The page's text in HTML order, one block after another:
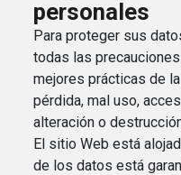
personales
Para proteger sus
todas las
mejores prácticas de
pérdida, mal uso,
alteración o
El sitio Web está
de los datos está